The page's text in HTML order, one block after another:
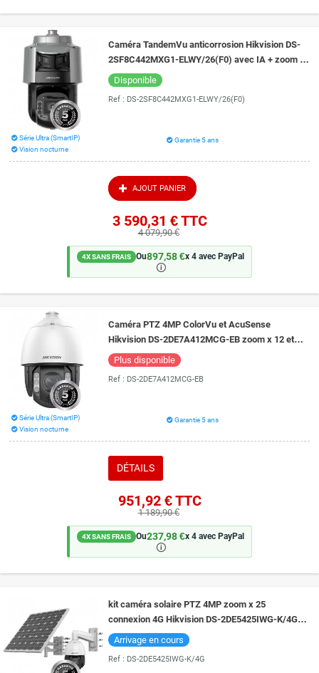
Caméra TandemVu anticorrosion Hikvision DS-
2SF8C442MXG1-ELWY/26(F0) avec IA + zoom x
42 + auto tracking+ ColorVu 30 m + IR 300 m
Disponible
Ref : DS-2SF8C442MXG1-ELWY/26(F0)
Série Ultra (SmartIP)
Vision nocturne
Garantie 5 ans
AJOUT PANIER
3 590,31 €TTC
4 079,90 €
4X SANS FRAIS Ou897,58 €x 4 avec PayPal
🛈
Caméra PTZ 4MP ColorVu et AcuSense
Hikvision DS-2DE7A412MCG-EB zoom x 12 et
vision de nuit 150 mètres
Plus disponible
Ref : DS-2DE7A412MCG-EB
Série Ultra (SmartIP)
Vision nocturne
Garantie 5 ans
DÉTAILS
951,92 €TTC
1 189,90 €
4X SANS FRAIS Ou237,98 €x 4 avec PayPal
🛈
kit caméra solaire PTZ 4MP zoom x 25
connexion 4G Hikvision DS-2DE5425IWG-K/4G
vision de nuit 150 mètres
Arrivage en cours
Ref : DS-2DE5425IWG-K/4G